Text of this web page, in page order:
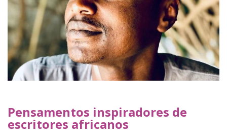
Pensamentos inspiradores de
escritores africanos